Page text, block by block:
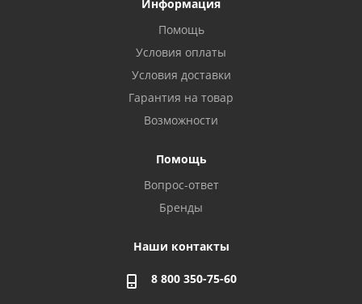
Информация
Помощь
Условия оплаты
Условия доставки
Гарантия на товар
Возможности
Помощь
Вопрос-ответ
Бренды
Наши контакты
8 800 350-75-60